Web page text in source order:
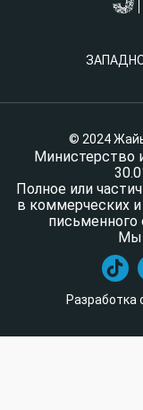
© 2024
Министерство
Полное или
в коммерческих и
письменного
Мы
Разработка